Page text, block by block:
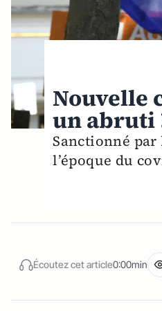
Nouvelle
un abruti
Sanctionné
l’époque du
Écoutez cet article0:00min